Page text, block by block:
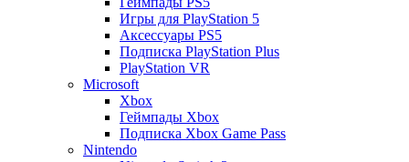
Игры для PlayStation 5
Аксессуары PS5
Подписка PlayStation Plus
PlayStation VR
Microsoft
Xbox
Геймпады Xbox
Подписка Xbox Game Pass
Nintendo